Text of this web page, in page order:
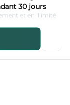
30 jours
et en illimité